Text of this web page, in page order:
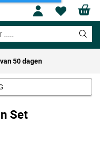
Profile
62.95
50 dagen
Set